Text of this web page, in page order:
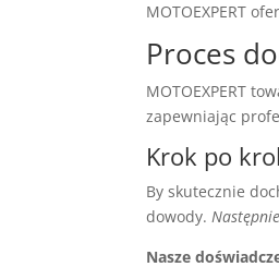
MOTOEXPERT
Proces
MOTOEXPERT
zapewniając
Krok po
By skutecznie
dowody.Następnie
Nasze